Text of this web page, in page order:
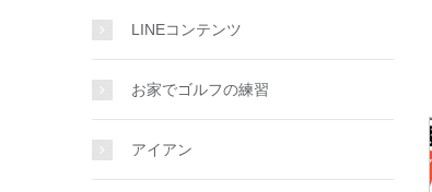
LINEコンテンツ
お家でゴルフの練習
アイアン